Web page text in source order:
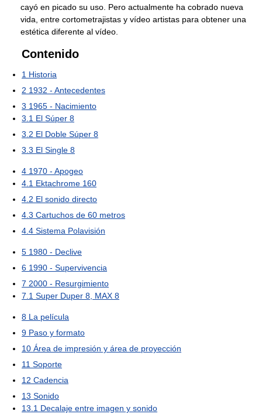
cayó en picado su uso. Pero actualmente ha cobrado nueva
vida, entre cortometrajistas y vídeo artistas para obtener una
estética diferente al vídeo.
Contenido
1 Historia
2 1932 - Antecedentes
3 1965 - Nacimiento
3.1 El Súper 8
3.2 El Doble Súper 8
3.3 El Single 8
4 1970 - Apogeo
4.1 Ektachrome 160
4.2 El sonido directo
4.3 Cartuchos de 60 metros
4.4 Sistema Polavisión
5 1980 - Declive
6 1990 - Supervivencia
7 2000 - Resurgimiento
7.1 Super Duper 8, MAX 8
8 La película
9 Paso y formato
10 Área de impresión y área de proyección
11 Soporte
12 Cadencia
13 Sonido
13.1 Decalaje entre imagen y sonido